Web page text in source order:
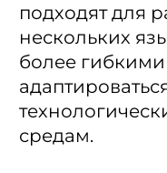
подходят для
нескольких
более
средам.